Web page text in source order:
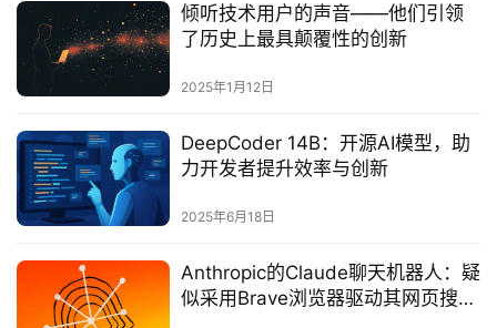
倾听技术用户的声音——他们引领
了历史上最具颠覆性的创新
2025年1月12日
DeepCoder 14B：开源AI模型，助
力开发者提升效率与创新‌
2025年6月18日
Anthropic的Claude聊天机器人：疑
似采用Brave浏览器驱动其网页搜索